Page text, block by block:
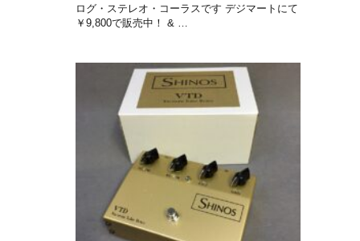
ログ・ステレオ・コーラスです デジマートにて
￥9,800で販売中！ & …